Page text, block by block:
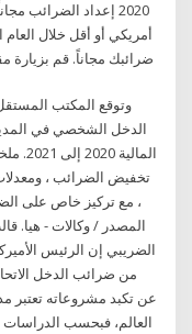
أمريكي أو أقل خلال
ضرائبك مجاناً. قم بزيارة
وتوقع المكتب
، مع تركيز خاص على
المصدر / وكالات - هيا.
عن تكبد مشروعاته تعتبر